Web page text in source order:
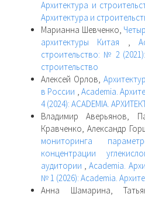
Архитектура и
Архитектура и
Марианна Шевченко,
архитектуры Китая ,
строительство: № 2
строительство
Алексей Орлов,
в России , Academia.
4 (2024): ACADEMIA.
Владимир Аверьянов,
Кравченко, Александр
мониторинга
концентрации
аудитории ,Academia.
№ 1 (2026): Academia.
Анна Шамарина,